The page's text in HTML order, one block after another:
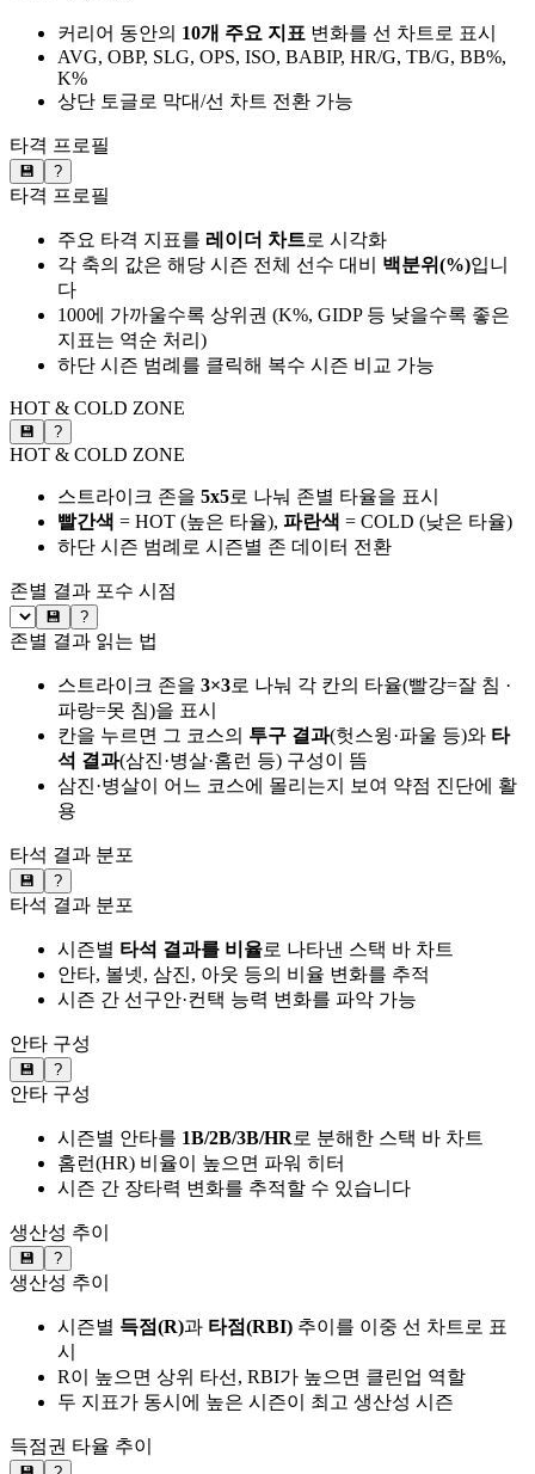
커리어 동안의 10개 주요 지표 변화를 선 차트로 표시
AVG, OBP, SLG, OPS, ISO, BABIP, HR/G, TB/G, BB%,
K%
상단 토글로 막대/선 차트 전환 가능
타격 프로필
💾 ?
타격 프로필
주요 타격 지표를 레이더 차트로 시각화
각 축의 값은 해당 시즌 전체 선수 대비 백분위(%)입니
다
100에 가까울수록 상위권 (K%, GIDP 등 낮을수록 좋은
지표는 역순 처리)
하단 시즌 범례를 클릭해 복수 시즌 비교 가능
HOT & COLD ZONE
💾 ?
HOT & COLD ZONE
스트라이크 존을 5x5로 나눠 존별 타율을 표시
빨간색 = HOT (높은 타율), 파란색 = COLD (낮은 타율)
하단 시즌 범례로 시즌별 존 데이터 전환
존별 결과 포수 시점
💾 ?
존별 결과 읽는 법
스트라이크 존을 3×3로 나눠 각 칸의 타율(빨강=잘 침 ·
파랑=못 침)을 표시
칸을 누르면 그 코스의 투구 결과(헛스윙·파울 등)와 타
석 결과(삼진·병살·홈런 등) 구성이 뜸
삼진·병살이 어느 코스에 몰리는지 보여 약점 진단에 활
용
타석 결과 분포
💾 ?
타석 결과 분포
시즌별 타석 결과를 비율로 나타낸 스택 바 차트
안타, 볼넷, 삼진, 아웃 등의 비율 변화를 추적
시즌 간 선구안·컨택 능력 변화를 파악 가능
안타 구성
💾 ?
안타 구성
시즌별 안타를 1B/2B/3B/HR로 분해한 스택 바 차트
홈런(HR) 비율이 높으면 파워 히터
시즌 간 장타력 변화를 추적할 수 있습니다
생산성 추이
💾 ?
생산성 추이
시즌별 득점(R)과 타점(RBI) 추이를 이중 선 차트로 표
시
R이 높으면 상위 타선, RBI가 높으면 클린업 역할
두 지표가 동시에 높은 시즌이 최고 생산성 시즌
득점권 타율 추이